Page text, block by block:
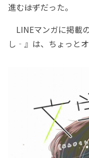
進む――はずだった。
LINEマンガに掲載
し‐』は、ちょっと